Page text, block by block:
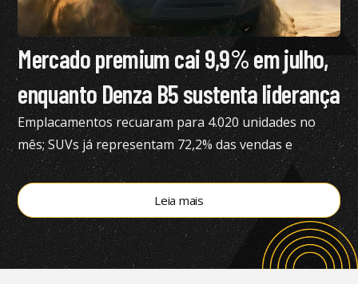
Mercado premium cai 9,9% em julho,
enquanto Denza B5 sustenta liderança
Emplacamentos recuaram para 4.020 unidades no
mês; SUVs já representam 72,2% das vendas e
modelos eletrificados respondem por 55,4% do
segmento, aponta a Bright Consulting.
Leia mais